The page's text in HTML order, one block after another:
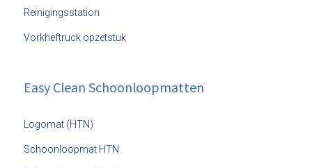
Reinigingsstation
Vorkheftruck opzetstuk
Easy Clean Schoonloopmatten
Logomat (HTN)
Schoonloopmat HTN